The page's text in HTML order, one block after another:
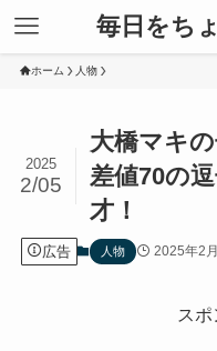
毎日をち
ホーム 人物
大橋マキ
差値70の
才！
2025
2/05
広告 人物 2025年2
ス